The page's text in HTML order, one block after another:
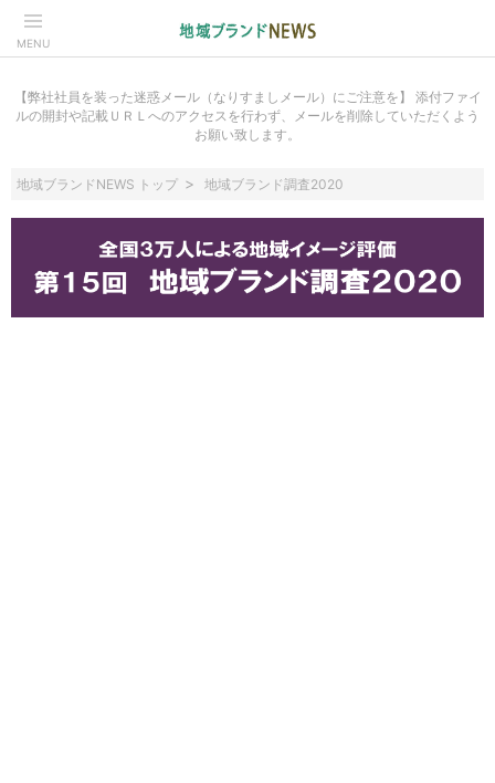
MENU
【弊社社員を装った迷惑メール（なりすましメール）にご注意を】 添付ファイ
ルの開封や記載ＵＲＬへのアクセスを行わず、メールを削除していただくよう
お願い致します。
地域ブランドNEWS トップ 地域ブランド調査2020